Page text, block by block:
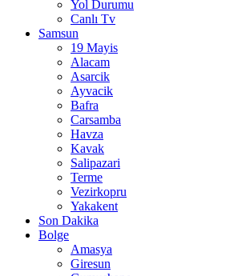
Yol Durumu
Canlı Tv
Samsun
19 Mayis
Alacam
Asarcik
Ayvacik
Bafra
Carsamba
Havza
Kavak
Salipazari
Terme
Vezirkopru
Yakakent
Son Dakika
Bolge
Amasya
Giresun